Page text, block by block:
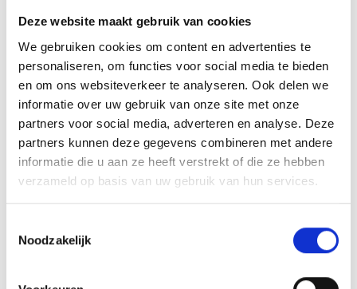
Deze website maakt gebruik van cookies
We gebruiken cookies om content en advertenties te
personaliseren, om functies voor social media te bieden
en om ons websiteverkeer te analyseren. Ook delen we
informatie over uw gebruik van onze site met onze
partners voor social media, adverteren en analyse. Deze
partners kunnen deze gegevens combineren met andere
informatie die u aan ze heeft verstrekt of die ze hebben
verzameld op basis van uw gebruik van hun services.
Noodzakelijk
Ligging
Impressies